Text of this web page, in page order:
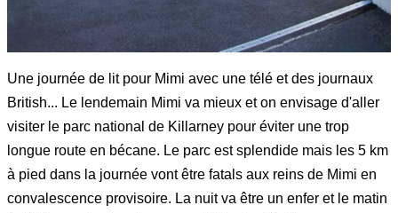
Une journée de lit pour Mimi avec une télé et des journaux
British... Le lendemain Mimi va mieux et on envisage d'aller
visiter le parc national de Killarney pour éviter une trop
longue route en bécane. Le parc est splendide mais les 5 km
à pied dans la journée vont être fatals aux reins de Mimi en
convalescence provisoire. La nuit va être un enfer et le matin